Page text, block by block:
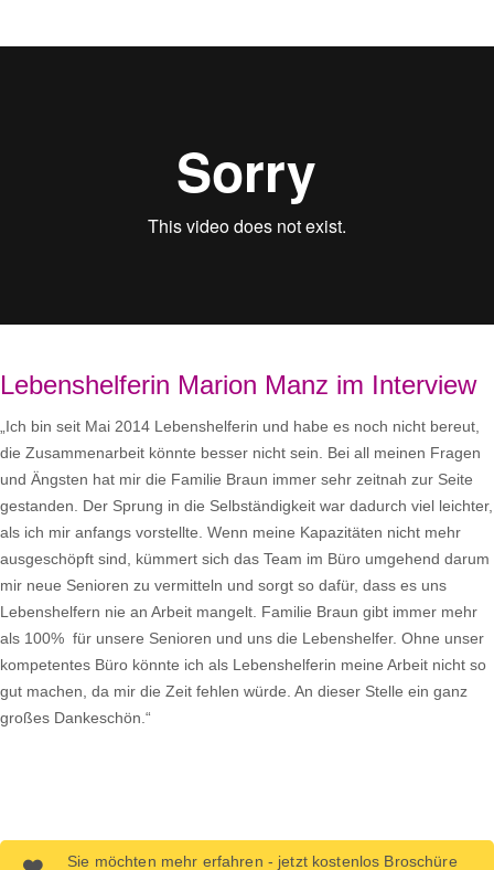
Lebenshelferin Marion Manz im Interview
„Ich bin seit Mai 2014 Lebenshelferin und habe es noch nicht bereut,
die Zusammenarbeit könnte besser nicht sein. Bei all meinen Fragen
und Ängsten hat mir die Familie Braun immer sehr zeitnah zur Seite
gestanden. Der Sprung in die Selbständigkeit war dadurch viel leichter,
als ich mir anfangs vorstellte. Wenn meine Kapazitäten nicht mehr
ausgeschöpft sind, kümmert sich das Team im Büro umgehend darum
mir neue Senioren zu vermitteln und sorgt so dafür, dass es uns
Lebenshelfern nie an Arbeit mangelt. Familie Braun gibt immer mehr
als 100% für unsere Senioren und uns die Lebenshelfer. Ohne unser
kompetentes Büro könnte ich als Lebenshelferin meine Arbeit nicht so
gut machen, da mir die Zeit fehlen würde. An dieser Stelle ein ganz
großes Dankeschön.“
Sie möchten mehr erfahren - jetzt kostenlos Broschüre